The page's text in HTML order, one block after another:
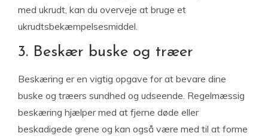
med ukrudt, kan du overveje at bruge et
ukrudtsbekæmpelsesmiddel.
3. Beskær buske og træer
Beskæring er en vigtig opgave for at bevare dine
buske og træers sundhed og udseende. Regelmæssig
beskæring hjælper med at fjerne døde eller
beskadigede grene og kan også være med til at forme